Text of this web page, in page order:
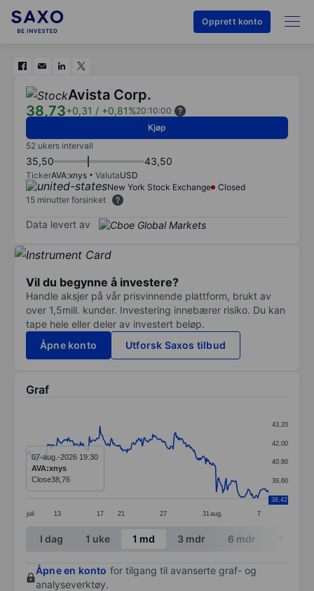
Opprett konto
Avista Corp.
38,73+0,31 / +0,81%20:10:00
Kjøp
52 ukers intervall
35,50 43,50
TickerAVA:xnys ValutaUSD
New York Stock Exchange
Closed
15 minutter forsinket
Data levert av
Vil du begynne å investere?
Handle aksjer på vår prisvinnende plattform, brukt av
over 1,5mill. kunder. Investering innebærer risiko. Du kan
tape hele eller deler av investert beløp.
Åpne konto
Utforsk Saxos tilbud
Graf
Line chart with 299 data points.
The chart has 1 X axis displaying categories.
The chart has 1 Y axis displaying values. Data
juli 13 17 21 27 31 aug. 7
39,60
40,80
42,00
43,20
38,42
07-aug.-2026 19:30
AVA:xnys
Close38,76
End of interactive chart.
I dag 1 uke 1 md 3 mdr 6 mdr
Åpne en konto for tilgang til avanserte graf- og
analyseverktøy.